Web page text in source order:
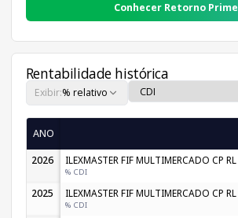
Conhecer Retorno Prime
Rentabilidade histórica
Exibir:% relativo
ANO
2026
ILEXMASTER FIF MULTIMERCADO CP RL
% CDI
2025 ILEXMASTER FIF MULTIMERCADO CP RL
% CDI